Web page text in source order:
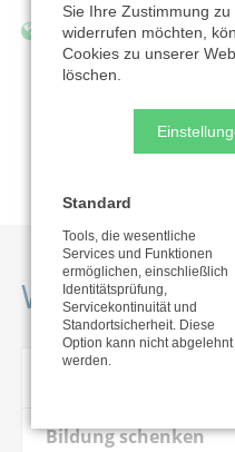
https://
Zur Organisation
Weitere
Bildung schenken
Sie Ihre Zustimmung
widerrufen möchten,
Cookies zu unserer
löschen.
Standard
Tools, die wesentliche
Services und Funktionen
ermöglichen, einschließlich
Identitätsprüfung,
Servicekontinuität und
Standortsicherheit. Diese
Option kann nicht abgelehnt
werden.